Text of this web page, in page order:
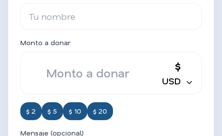
Monto a donar
$
USD
$ 2 $ 5 $ 10 $ 20
Mensaje (opcional)